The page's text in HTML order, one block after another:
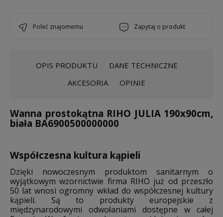
poleć znajomemu zapytaj o produkt
OPIS PRODUKTU
DANE TECHNICZNE
AKCESORIA
OPINIE
Wanna prostokątna RIHO JULIA 190x90cm,
biała BA6900500000000
Współczesna kultura kąpieli
Dzięki nowoczesnym produktom sanitarnym o
wyjątkowym wzornictwie firma RIHO już od przeszło
50 lat wnosi ogromny wkład do współczesnej kultury
kąpieli. Są to produkty europejskie z
międzynarodowymi odwołaniami dostępne w całej